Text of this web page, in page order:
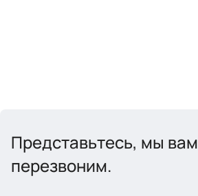
Представьтесь, мы вам
перезвоним.